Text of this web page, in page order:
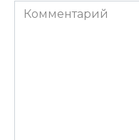
Комментарий